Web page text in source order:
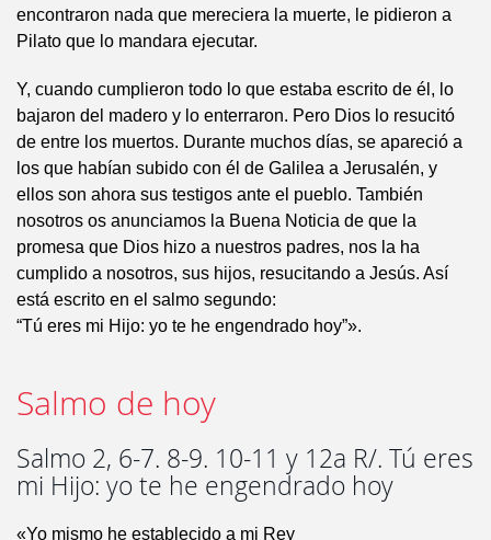
encontraron nada que mereciera la muerte, le pidieron a
Pilato que lo mandara ejecutar.
Y, cuando cumplieron todo lo que estaba escrito de él, lo
bajaron del madero y lo enterraron. Pero Dios lo resucitó
de entre los muertos. Durante muchos días, se apareció a
los que habían subido con él de Galilea a Jerusalén, y
ellos son ahora sus testigos ante el pueblo. También
nosotros os anunciamos la Buena Noticia de que la
promesa que Dios hizo a nuestros padres, nos la ha
cumplido a nosotros, sus hijos, resucitando a Jesús. Así
está escrito en el salmo segundo:
“Tú eres mi Hijo: yo te he engendrado hoy”».
Salmo de hoy
Salmo 2, 6-7. 8-9. 10-11 y 12a R/. Tú eres
mi Hijo: yo te he engendrado hoy
«Yo mismo he establecido a mi Rey